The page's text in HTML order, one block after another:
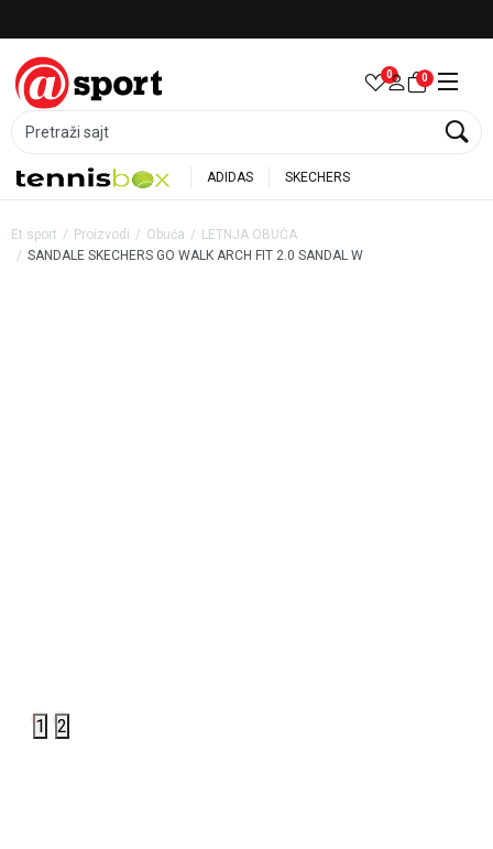
Pretraži sajt
0 0
ADIDAS SKECHERS
Et sport Proizvodi Obuća
LETNJA OBUĆA
SANDALE SKECHERS GO WALK ARCH FIT 2.0 SANDAL W
1 2